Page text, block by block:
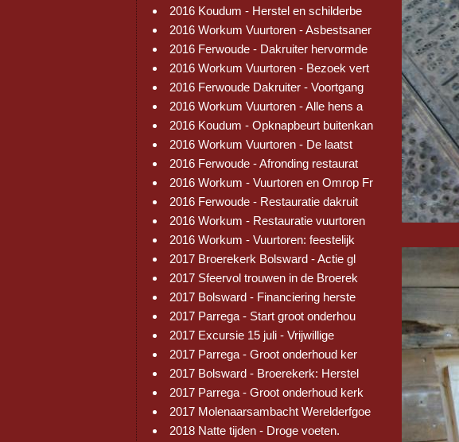
2016 Koudum - Herstel en schilderbe
2016 Workum Vuurtoren - Asbestsaner
2016 Ferwoude - Dakruiter hervormde
2016 Workum Vuurtoren - Bezoek vert
2016 Ferwoude Dakruiter - Voortgang
2016 Workum Vuurtoren - Alle hens a
2016 Koudum - Opknapbeurt buitenkan
2016 Workum Vuurtoren - De laatst
2016 Ferwoude - Afronding restaurat
2016 Workum - Vuurtoren en Omrop Fr
2016 Ferwoude - Restauratie dakruit
2016 Workum - Restauratie vuurtoren
2016 Workum - Vuurtoren: feestelijk
2017 Broerekerk Bolsward - Actie gl
2017 Sfeervol trouwen in de Broerek
2017 Bolsward - Financiering herste
2017 Parrega - Start groot onderhou
2017 Excursie 15 juli - Vrijwillige
2017 Parrega - Groot onderhoud ker
2017 Bolsward - Broerekerk: Herstel
2017 Parrega - Groot onderhoud kerk
2017 Molenaarsambacht Werelderfgoe
2018 Natte tijden - Droge voeten.